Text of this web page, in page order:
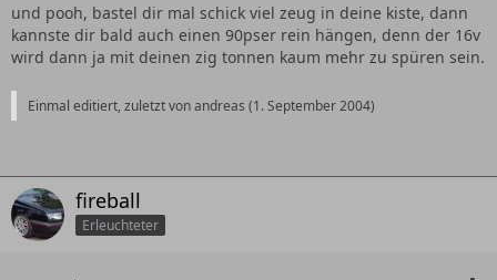
und pooh, bastel dir mal schick viel zeug in deine kiste, dann
kannste dir bald auch einen 90pser rein hängen, denn der 16v
wird dann ja mit deinen zig tonnen kaum mehr zu spüren sein.
Einmal editiert, zuletzt von andreas (1. September 2004)
fireball
Erleuchteter